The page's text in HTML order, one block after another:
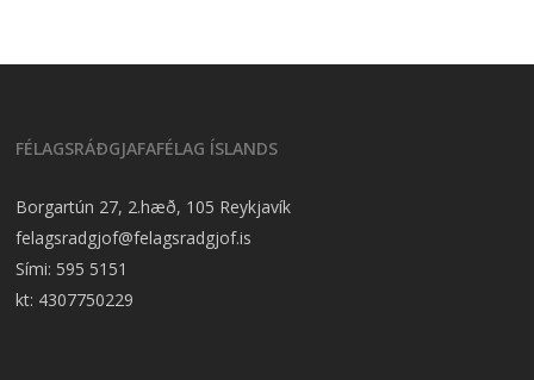
FÉLAGSRÁÐGJAFAFÉLAG ÍSLANDS
Borgartún 27, 2.hæð, 105 Reykjavík
felagsradgjof@felagsradgjof.is
Sími: 595 5151
kt: 4307750229